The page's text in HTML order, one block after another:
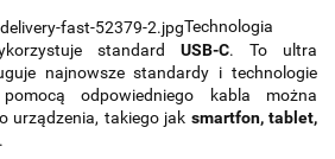
Technologia
standard USB-C. To ultra
najnowsze standardy i technologie
odpowiedniego kabla można
urządzenia, takiego jak smartfon, tablet,